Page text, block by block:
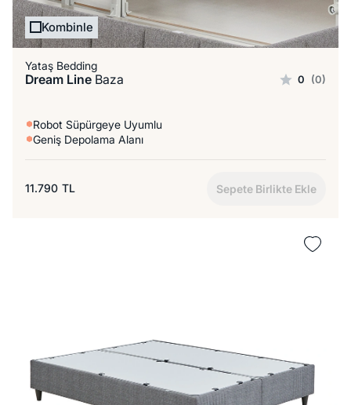
Kombinle
Yataş Bedding
Dream Line Baza 0 (0)
Robot Süpürgeye Uyumlu
Geniş Depolama Alanı
11.790 TL Sepete Birlikte Ekle